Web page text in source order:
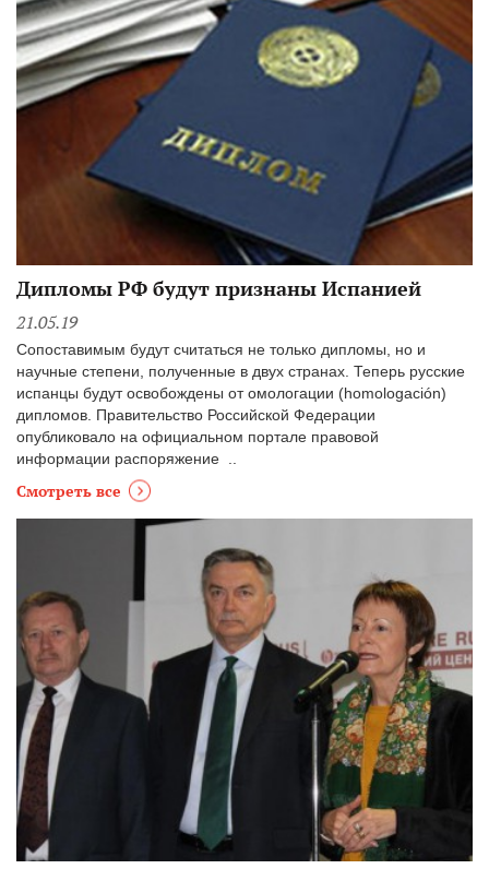
Дипломы РФ будут признаны Испанией
21.05.19
Сопоставимым будут считаться не только дипломы, но и
научные степени, полученные в двух странах. Теперь русские
испанцы будут освобождены от омологации (homologación)
дипломов. Правительство Российской Федерации
опубликовало на официальном портале правовой
информации распоряжение ..
Смотреть все